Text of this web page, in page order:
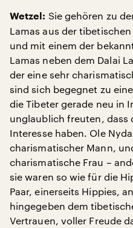
Wetzel: Sie gehören zu
Lamas aus der
und mit einem der
Lamas neben dem Dalai
der eine sehr
sind sich begegnet zu
die Tibeter gerade neu in
unglaublich freuten, dass
Interesse haben. Ole
charismatischer Mann,
charismatische Frau –
sie waren so wie für die
Paar, einerseits Hippies,
hingegeben dem
Vertrauen, voller Freude